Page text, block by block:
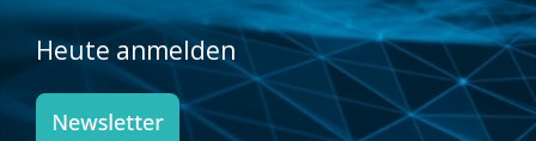
Heute anmelden